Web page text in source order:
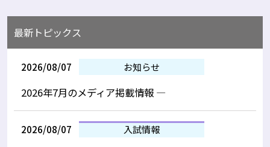
最新トピックス
2026/08/07 お知らせ
2026年7月のメディア掲載情報 —
2026/08/07 入試情報